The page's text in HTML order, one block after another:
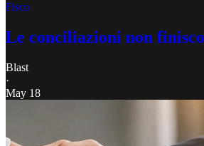
Fisco
Le conciliazioni non
Blast
·
May 18